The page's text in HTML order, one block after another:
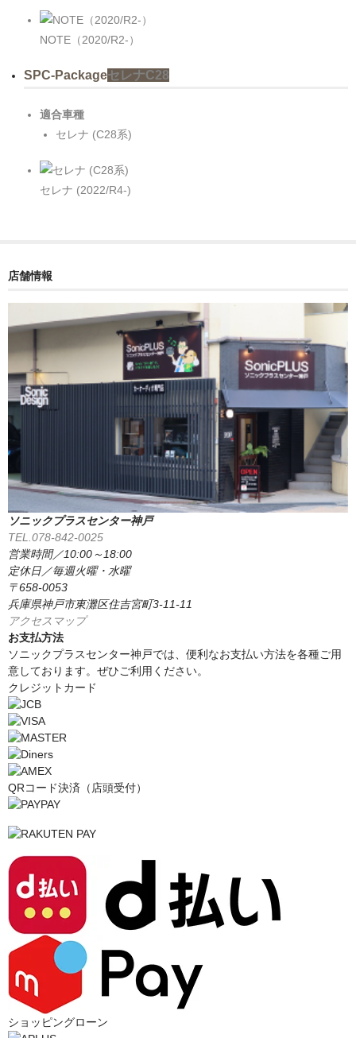
NOTE（2020/R2-）
SPC-PackageセレナC28
適合車種
セレナ (C28系)
セレナ (2022/R4-)
店舗情報
ソニックプラスセンター神戸
TEL.078-842-0025
営業時間／10:00～18:00
定休日／毎週火曜・水曜
〒658-0053
兵庫県神戸市東灘区住吉宮町3-11-11
アクセスマップ
お支払方法
ソニックプラスセンター神戸では、便利なお支払い方法を各種ご用
意しております。ぜひご利用ください。
クレジットカード
QRコード決済（店頭受付）
ショッピングローン